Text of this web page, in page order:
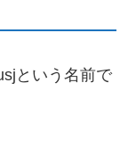
という名前で